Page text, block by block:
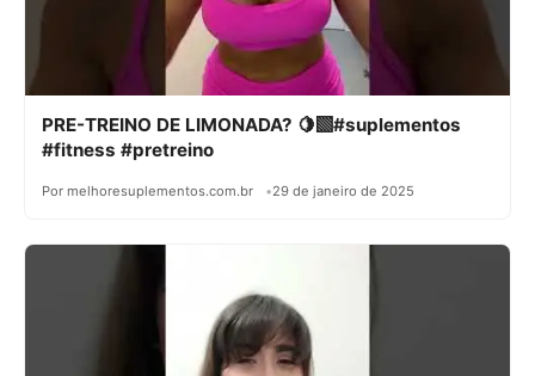
PRE-TREINO DE LIMONADA? 🍋‍🟩#suplementos
#fitness #pretreino
Por melhoresuplementos.com.br 29 de janeiro de 2025